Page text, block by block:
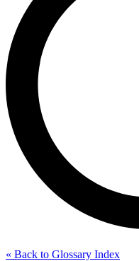
« Back to Glossary Index